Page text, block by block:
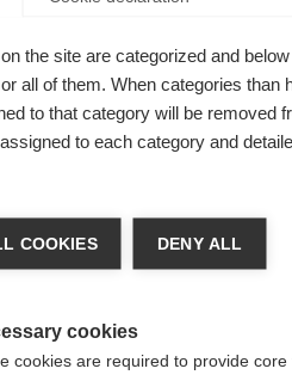
der
und
auf
deiner
zur
wechseln
Staaten (Englisch)
the site are categorized and
all of them. When categories than
to that category will be removed
to each category and
COOKIES DENY ALL
cookies
cookies are required to provide